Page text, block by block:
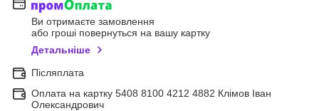
Ви отримаєте замовлення
або гроші повернуться на вашу картку
Детальніше
Післяплата
Оплата на картку 5408 8100 4212 4882 Клімов Іван
Олександрович